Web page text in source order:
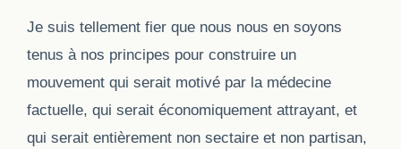
Je suis tellement fier que nous nous en soyons
tenus à nos principes pour construire un
mouvement qui serait motivé par la médecine
factuelle, qui serait économiquement attrayant, et
qui serait entièrement non sectaire et non partisan,